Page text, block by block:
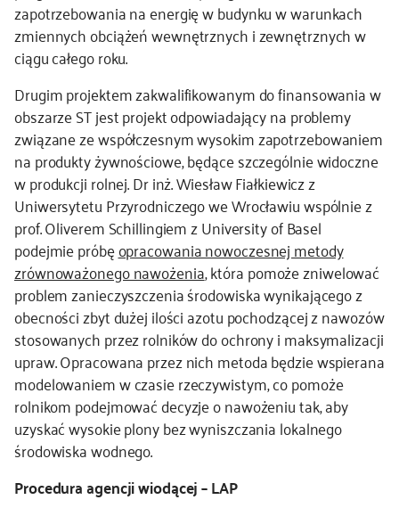
zapotrzebowania na energię w budynku w warunkach
zmiennych obciążeń wewnętrznych i zewnętrznych w
ciągu całego roku.
Drugim projektem zakwalifikowanym do finansowania w
obszarze ST jest projekt odpowiadający na problemy
związane ze współczesnym wysokim zapotrzebowaniem
na produkty żywnościowe, będące szczególnie widoczne
w produkcji rolnej. Dr inż. Wiesław Fiałkiewicz z
Uniwersytetu Przyrodniczego we Wrocławiu wspólnie z
prof. Oliverem Schillingiem z University of Basel
podejmie próbęopracowania nowoczesnej metody
zrównoważonego nawożenia, która pomoże zniwelować
problem zanieczyszczenia środowiska wynikającego z
obecności zbyt dużej ilości azotu pochodzącej z nawozów
stosowanych przez rolników do ochrony i maksymalizacji
upraw. Opracowana przez nich metoda będzie wspierana
modelowaniem w czasie rzeczywistym, co pomoże
rolnikom podejmować decyzje o nawożeniu tak, aby
uzyskać wysokie plony bez wyniszczania lokalnego
środowiska wodnego.
Procedura agencji wiodącej – LAP